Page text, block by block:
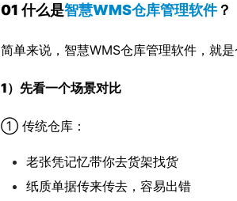
01 什么是智慧WMS仓库管理软件？
简单来说，智慧WMS仓库管理软件，就是
1） 先看一个场景对比
① 传统仓库：
老张凭记忆带你去货架找货
纸质单据传来传去，容易出错